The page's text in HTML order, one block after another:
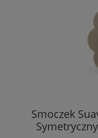
Smoczek